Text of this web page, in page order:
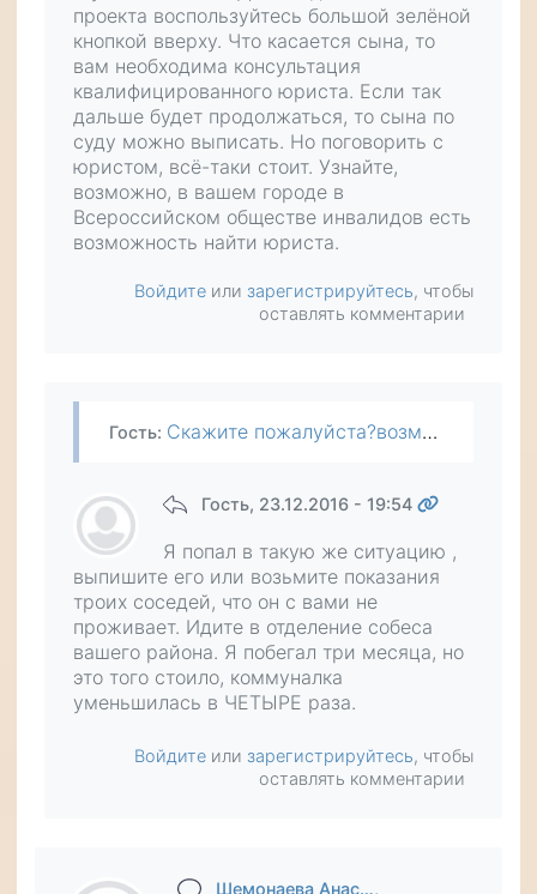
проекта воспользуйтесь большой зелёной
кнопкой вверху. Что касается сына, то
вам необходима консультация
квалифицированного юриста. Если так
дальше будет продолжаться, то сына по
суду можно выписать. Но поговорить с
юристом, всё-таки стоит. Узнайте,
возможно, в вашем городе в
Всероссийском обществе инвалидов есть
возможность найти юриста.
Войдите или зарегистрируйтесь, чтобы
оставлять комментарии
Гость: Скажите пожалуйста?возможна ваша помощ в Нижнем Новгороде?Я не могу получать субсидии по инвалидности 2 гр,с 2014 года,так как со мной прописан сын,он учился на дневном,сначала из-за этого я не могла…
Гость, 23.12.2016 - 19:54
Я попал в такую же ситуацию ,
выпишите его или возьмите показания
троих соседей, что он с вами не
проживает. Идите в отделение собеса
вашего района. Я побегал три месяца, но
это того стоило, коммуналка
уменьшилась в ЧЕТЫРЕ раза.
Войдите или зарегистрируйтесь, чтобы
оставлять комментарии
Шемонаева Анас…,